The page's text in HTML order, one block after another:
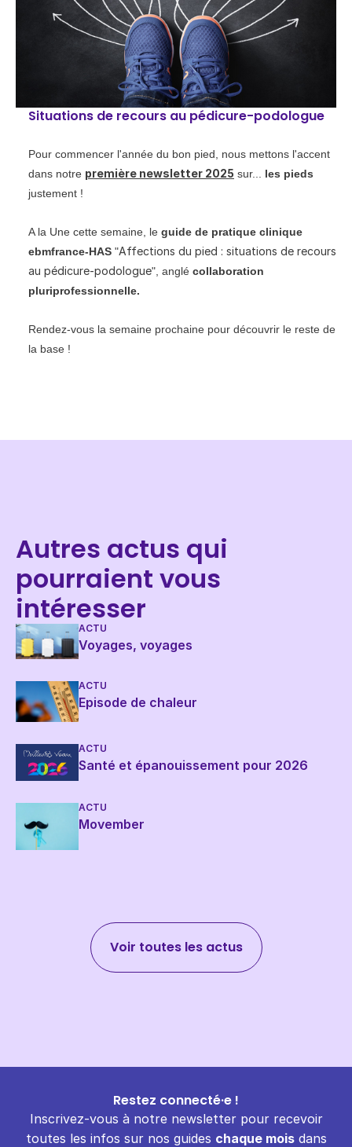
Situations de recours au pédicure-podologue
​Pour commencer l'année du bon pied, nous mettons l'accent
dans notre première newsletter 2025 sur... les pieds
justement !
A la Une cette semaine, le guide de pratique clinique
ebmfrance-HAS "Affections du pied : situations de recours
au pédicure-podologue", anglé collaboration
pluriprofessionnelle.
Rendez-vous la semaine prochaine pour découvrir le reste de
la base !
Autres actus qui
pourraient vous
intéresser
ACTU
Voyages, voyages
ACTU
Episode de chaleur
ACTU
Santé et épanouissement pour 2026
ACTU
Movember
Voir toutes les actus
Restez connecté·e !
Inscrivez-vous à notre newsletter pour recevoir
toutes les infos sur nos guides chaque moisdans